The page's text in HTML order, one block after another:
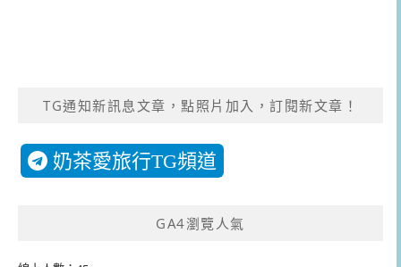
TG通知新訊息文章，點照片加入，訂閱新文章！
奶茶愛旅行TG頻道
GA4瀏覽人氣